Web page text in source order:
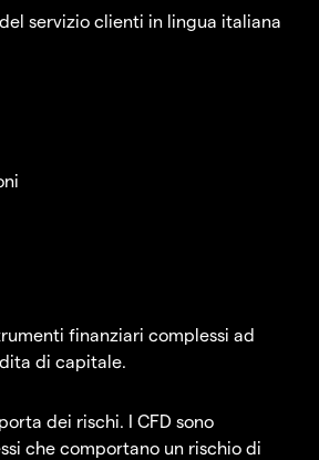
servizio clienti in lingua italiana
finanziari complessi ad
di capitale.
dei rischi. I CFD sono
che comportano un rischio di